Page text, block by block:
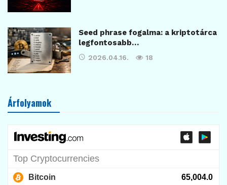
Seed phrase fogalma: a kriptotárca
legfontosabb…
2026.04.16. 18
Árfolyamok